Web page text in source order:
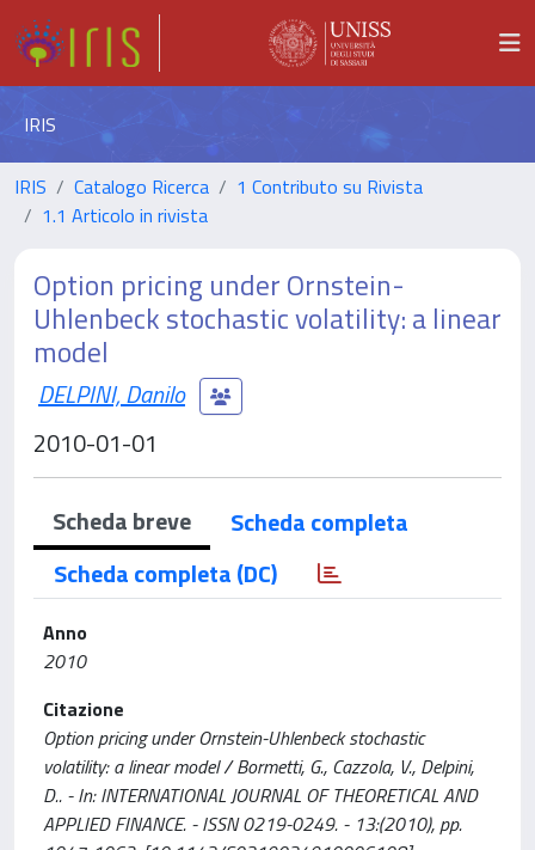
IRIS
IRIS Catalogo Ricerca
1 Contributo su Rivista
1.1 Articolo in rivista
Option pricing under Ornstein-
Uhlenbeck stochastic volatility: a linear
model
DELPINI, Danilo
2010-01-01
Scheda breve
Scheda completa
Scheda completa (DC)
Anno
2010
Citazione
Option pricing under Ornstein-Uhlenbeck stochastic
volatility: a linear model / Bormetti, G., Cazzola, V., Delpini,
D.. - In: INTERNATIONAL JOURNAL OF THEORETICAL AND
APPLIED FINANCE. - ISSN 0219-0249. - 13:(2010), pp.